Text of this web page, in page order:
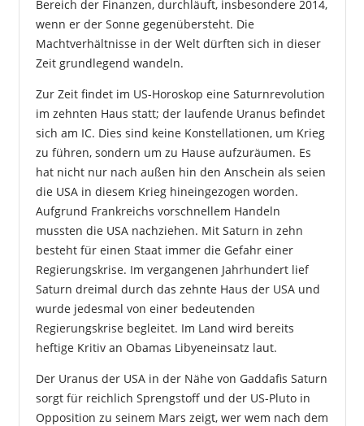
Bereich der Finanzen, durchläuft, insbesondere 2014,
wenn er der Sonne gegenübersteht. Die
Machtverhältnisse in der Welt dürften sich in dieser
Zeit grundlegend wandeln.
Zur Zeit findet im US-Horoskop eine Saturnrevolution
im zehnten Haus statt; der laufende Uranus befindet
sich am IC. Dies sind keine Konstellationen, um Krieg
zu führen, sondern um zu Hause aufzuräumen. Es
hat nicht nur nach außen hin den Anschein als seien
die USA in diesem Krieg hineingezogen worden.
Aufgrund Frankreichs vorschnellem Handeln
mussten die USA nachziehen. Mit Saturn in zehn
besteht für einen Staat immer die Gefahr einer
Regierungskrise. Im vergangenen Jahrhundert lief
Saturn dreimal durch das zehnte Haus der USA und
wurde jedesmal von einer bedeutenden
Regierungskrise begleitet. Im Land wird bereits
heftige Kritiv an Obamas Libyeneinsatz laut.
Der Uranus der USA in der Nähe von Gaddafis Saturn
sorgt für reichlich Sprengstoff und der US-Pluto in
Opposition zu seinem Mars zeigt, wer wem nach dem